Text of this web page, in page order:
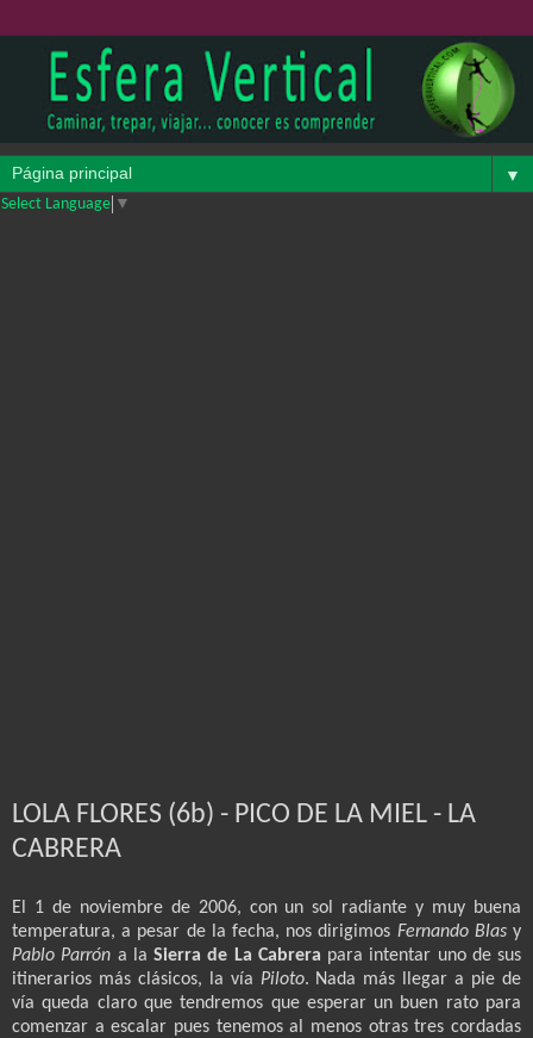
▼
Select Language ▼
LOLA FLORES (6b) - PICO DE LA MIEL - LA
CABRERA
El 1 de noviembre de 2006, con un sol radiante y muy buena
temperatura, a pesar de la fecha, nos dirigimos Fernando Blasy
Pablo Parrón a la Sierra de La Cabrera para intentar uno de sus
itinerarios más clásicos, la vía Piloto. Nada más llegar a pie de
vía queda claro que tendremos que esperar un buen rato para
comenzar a escalar pues tenemos al menos otras tres cordadas